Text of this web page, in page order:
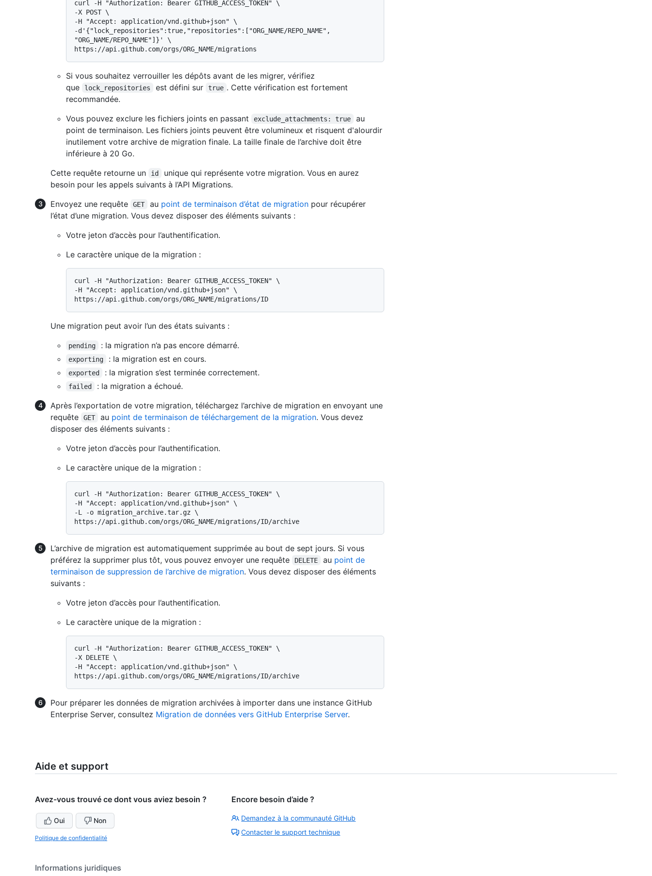
curl -H "Authorization: Bearer GITHUB_ACCESS_TOKEN" \
-X POST \
-H "Accept: application/vnd.github+json" \
-d'{"lock_repositories":true,"repositories":["ORG_NAME/REPO_NAME",
"ORG_NAME/REPO_NAME"]}' \
Si vous souhaitez verrouiller les dépôts avant de les migrer, vérifiez
que
lock_repositories est défini sur true . Cette vérification est fortement
recommandée.
Vous pouvez exclure les fichiers joints en passant
exclude_attachments: true
au
point de terminaison. Les fichiers joints peuvent être volumineux et risquent d'alourdir
inutilement votre archive de migration finale. La taille finale de l’archive doit être
inférieure à 20 Go.
Cette requête retourne un
id
unique qui représente votre migration. Vous en aurez
besoin pour les appels suivants à l’API Migrations.
Envoyez une requête
GET au point de terminaison d’état de migrationpour récupérer
l’état d’une migration. Vous devez disposer des éléments suivants :
Votre jeton d’accès pour l’authentification.
Le caractère unique de la migration :
curl -H "Authorization: Bearer GITHUB_ACCESS_TOKEN" \
-H "Accept: application/vnd.github+json" \
Une migration peut avoir l’un des états suivants :
pending : la migration n’a pas encore démarré.
exporting : la migration est en cours.
exported : la migration s’est terminée correctement.
failed
: la migration a échoué.
Après l’exportation de votre migration, téléchargez l’archive de migration en envoyant une
requête
GET au point de terminaison de téléchargement de la migration. Vous devez
disposer des éléments suivants :
Votre jeton d’accès pour l’authentification.
Le caractère unique de la migration :
curl -H "Authorization: Bearer GITHUB_ACCESS_TOKEN" \
-H "Accept: application/vnd.github+json" \
-L -o migration_archive.tar.gz \
L’archive de migration est automatiquement supprimée au bout de sept jours. Si vous
préférez la supprimer plus tôt, vous pouvez envoyer une requête
DELETE au point de
terminaison de suppression de l’archive de migration. Vous devez disposer des éléments
suivants :
Votre jeton d’accès pour l’authentification.
Le caractère unique de la migration :
curl -H "Authorization: Bearer GITHUB_ACCESS_TOKEN" \
-X DELETE \
-H "Accept: application/vnd.github+json" \
Pour préparer les données de migration archivées à importer dans une instance GitHub
Enterprise Server, consultez Migration de données vers GitHub Enterprise Server.
Aide et support
Avez-vous trouvé ce dont vous aviez besoin ?
Oui Non
Politique de confidentialité
Encore besoin d’aide ?
Demandez à la communauté GitHub
Contacter le support technique
Informations juridiques